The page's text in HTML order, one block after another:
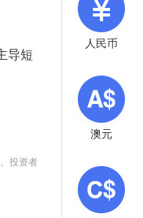
导短
投资者
人民币
澳元